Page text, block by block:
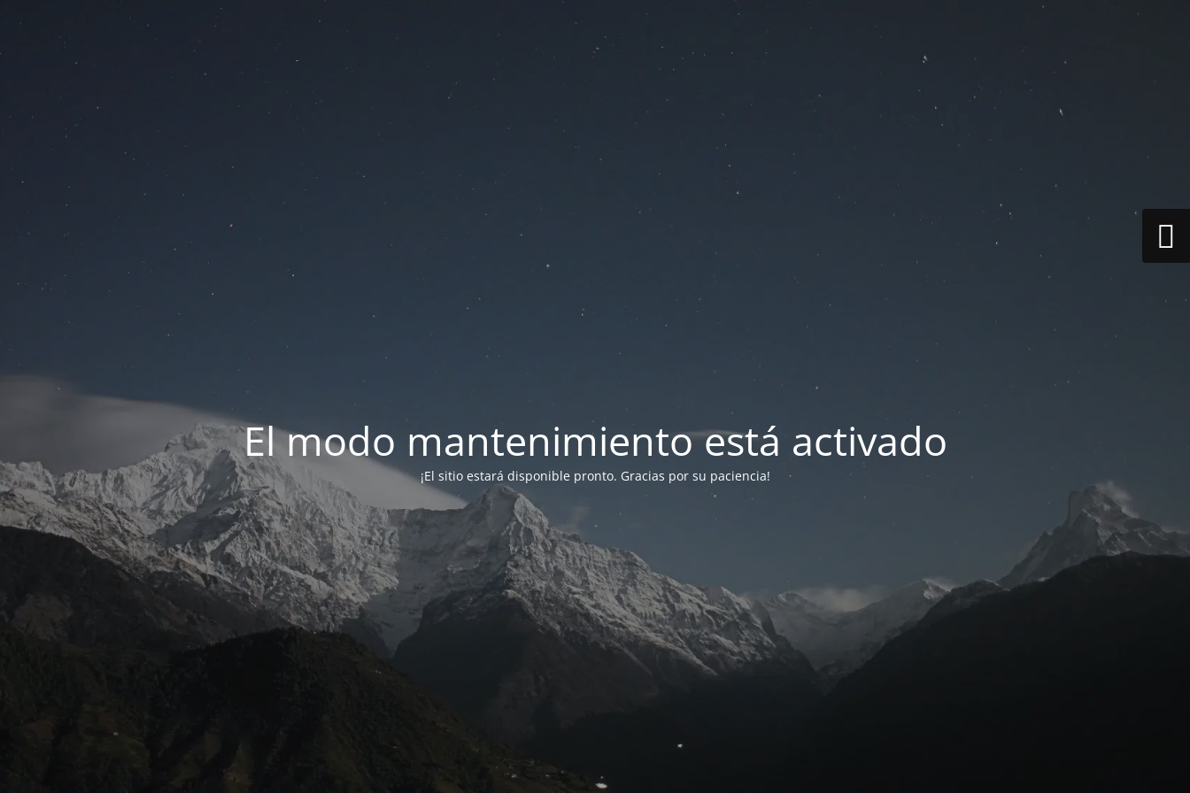
El modo mantenimiento está activado
¡El sitio estará disponible pronto. Gracias por su paciencia!